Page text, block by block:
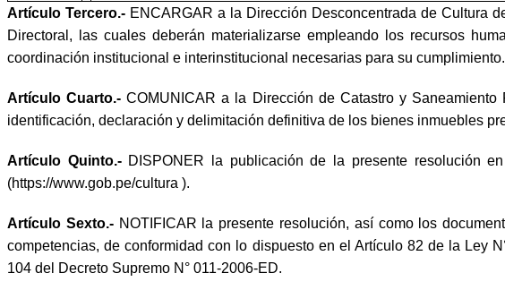
Artículo Tercero.- ENCARGAR a la Dirección Desconcentrada de Cultura
Directoral, las cuales deberán materializarse empleando los recursos
coordinación institucional e interinstitucional necesarias para su
Artículo Cuarto.-COMUNICAR a la Dirección de Catastro y
identificación, declaración y delimitación definitiva de los bienes inmuebles
Artículo Quinto.- DISPONER la publicación de la presente resolución
(https://www.gob.pe/cultura ).
Artículo Sexto.- NOTIFICAR la presente resolución, así como los
competencias, de conformidad con lo dispuesto en el Artículo 82 de la Ley
104 del Decreto Supremo N° 011-2006-ED.